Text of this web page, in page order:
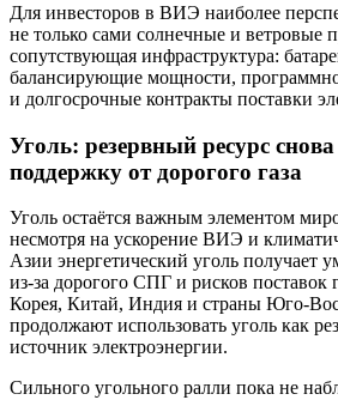
Для инвесторов в ВИЭ наиболее
не только сами солнечные и ветровые
сопутствующая инфраструктура:
балансирующие мощности,
и долгосрочные контракты поставки
Уголь: резервный ресурс
поддержку от дорогого газа
Уголь остаётся важным элементом
несмотря на ускорение ВИЭ и
Азии энергетический уголь получает
из-за дорогого СПГ и рисков
Корея, Китай, Индия и страны Юго-
продолжают использовать уголь как
источник электроэнергии.
Сильного угольного ралли пока не